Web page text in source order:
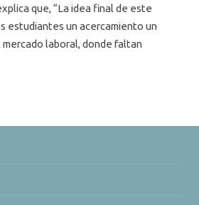
que, “La idea final de este
estudiantes un acercamiento un
mercado laboral, donde faltan